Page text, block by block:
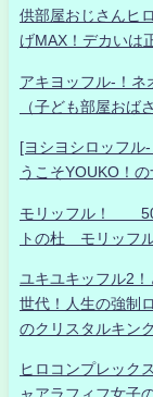
供部屋おじさんヒ
げMAX！デカいは
アキヨッフル-！ネ
（子ども部屋おば
[ヨシヨシロッフル
うこそYOUKO！
モリッフル！ 50
トの杜 モリッフ
ユキユキッフル2
世代！人生の強制
のクリスタルキン
ヒロコンプレック